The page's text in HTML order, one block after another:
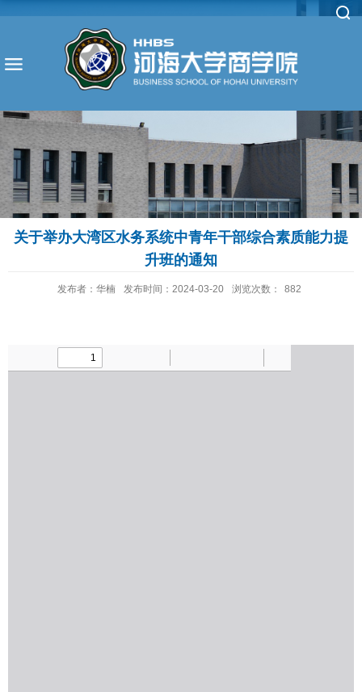
关于举办大湾区水务系统中青年干部综合素质能力提
升班的通知
发布者：华楠 发布时间：2024-03-20 浏览次数： 882